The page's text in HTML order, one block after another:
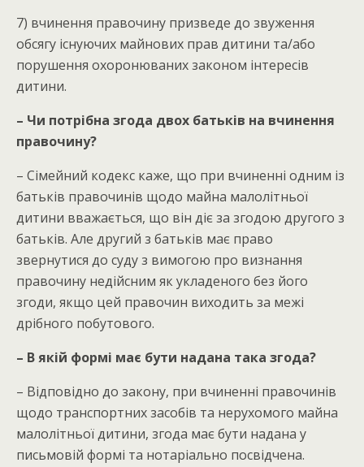
7) вчинення правочину призведе до звуження
обсягу існуючих майнових прав дитини та/або
порушення охоронюваних законом інтересів
дитини.
– Чи потрібна згода двох батьків на вчинення
правочину?
– Сімейний кодекс каже, що при вчиненні одним із
батьків правочинів щодо майна малолітньої
дитини вважається, що він діє за згодою другого з
батьків. Але другий з батьків має право
звернутися до суду з вимогою про визнання
правочину недійсним як укладеного без його
згоди, якщо цей правочин виходить за межі
дрібного побутового.
– В якій формі має бути надана така згода?
– Відповідно до закону, при вчиненні правочинів
щодо транспортних засобів та нерухомого майна
малолітньої дитини, згода має бути надана у
письмовій формі та нотаріально посвідчена.